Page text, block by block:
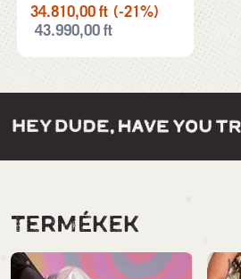
34.810,00ft (-21%)
43.990,00ft
TERMÉKEK